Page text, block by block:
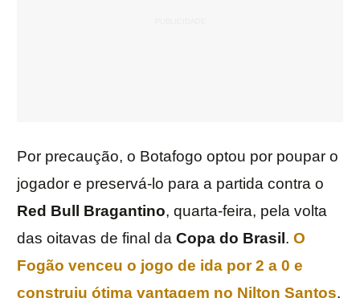
Por precaução, o Botafogo optou por poupar o
jogador e preservá-lo para a partida contra o
Red Bull Bragantino, quarta-feira, pela volta
das oitavas de final da Copa do Brasil . O
Fogão venceu o jogo de ida por 2 a 0 e
construiu ótima vantagem no Nilton Santos.